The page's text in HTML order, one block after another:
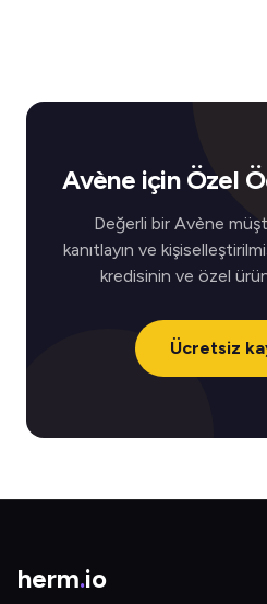
Avène için Özel
Değerli bir Avène
kanıtlayın ve
kredisinin ve özel
Ücretsiz
herm.io